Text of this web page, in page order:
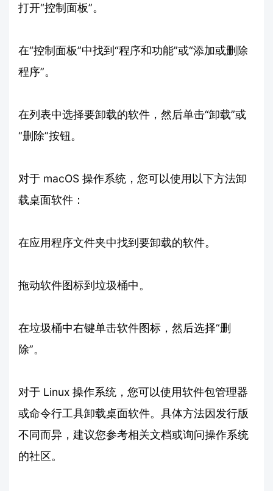
打开“控制面板”。
在“控制面板”中找到“程序和功能”或“添加或删除
程序”。
在列表中选择要卸载的软件，然后单击“卸载”或
“删除”按钮。
对于 macOS 操作系统，您可以使用以下方法卸
载桌面软件：
在应用程序文件夹中找到要卸载的软件。
拖动软件图标到垃圾桶中。
在垃圾桶中右键单击软件图标，然后选择“删
除”。
对于 Linux 操作系统，您可以使用软件包管理器
或命令行工具卸载桌面软件。具体方法因发行版
不同而异，建议您参考相关文档或询问操作系统
的社区。